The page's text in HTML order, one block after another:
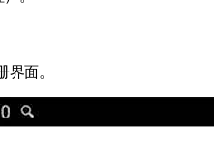
界面。